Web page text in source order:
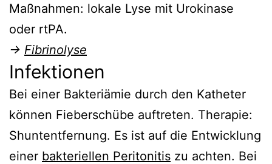
Maßnahmen: lokale Lyse mit Urokinase
oder rtPA.
→ Fibrinolyse
Infektionen
Bei einer Bakteriämie durch den Katheter
können Fieberschübe auftreten. Therapie:
Shuntentfernung. Es ist auf die Entwicklung
einer bakteriellen Peritonitis zu achten. Bei